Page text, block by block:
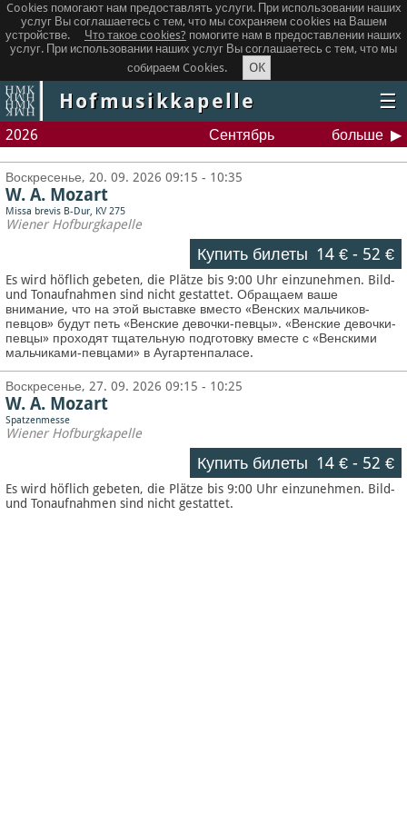
Cookies помогают нам предоставлять услуги. При использовании наших
услуг Вы соглашаетесь с тем, что мы сохраняем сookies на Вашем
устройстве.
Что такое сookies? помогите нам в предоставлении наших
услуг. При использовании наших услуг Вы соглашаетесь с тем, что мы
собираем Cookies.
OK
Hofmusikkapelle ☰
2026 Сентябрь больше
Воскресенье, 20. 09. 2026 09:15 - 10:35
W. A. Mozart
Missa brevis B-Dur, KV 275
Wiener Hofburgkapelle
Купить билеты 14 €- 52 €
Es wird höflich gebeten, die Plätze bis 9:00 Uhr einzunehmen. Bild-
und Tonaufnahmen sind nicht gestattet.Обращаем ваше
внимание, что на этой выставке вместо «Венских мальчиков-
певцов» будут петь «Венские девочки-певцы». «Венские девочки-
певцы» проходят тщательную подготовку вместе с «Венскими
мальчиками-певцами» в Аугартенпаласе.
Воскресенье, 27. 09. 2026 09:15 - 10:25
W. A. Mozart
Spatzenmesse
Wiener Hofburgkapelle
Купить билеты 14 €- 52 €
Es wird höflich gebeten, die Plätze bis 9:00 Uhr einzunehmen. Bild-
und Tonaufnahmen sind nicht gestattet.